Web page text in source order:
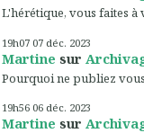
L'hérétique, vous faites à
19h07 07 déc. 2023
Martine sur
Pourquoi ne publiez
19h56 06 déc. 2023
Martine sur